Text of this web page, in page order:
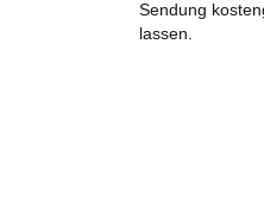
Sendung
lassen.